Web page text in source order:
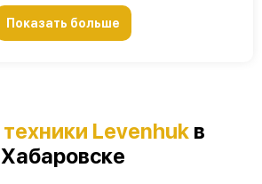
Показать больше
техники Levenhuk в
Хабаровске